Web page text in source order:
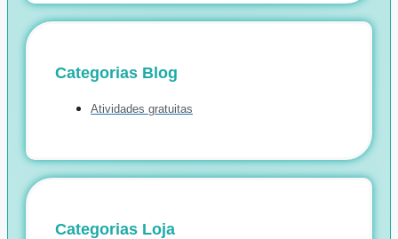
Categorias Blog
Atividades gratuitas
Categorias Loja